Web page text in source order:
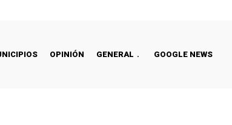
OPINIÓN GENERAL GOOGLE NEWS